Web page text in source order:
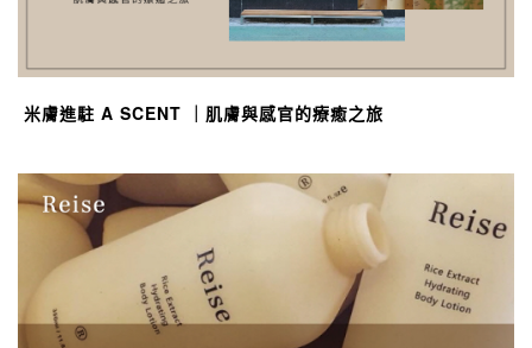
米膚進駐 A SCENT ｜肌膚與感官的療癒之旅